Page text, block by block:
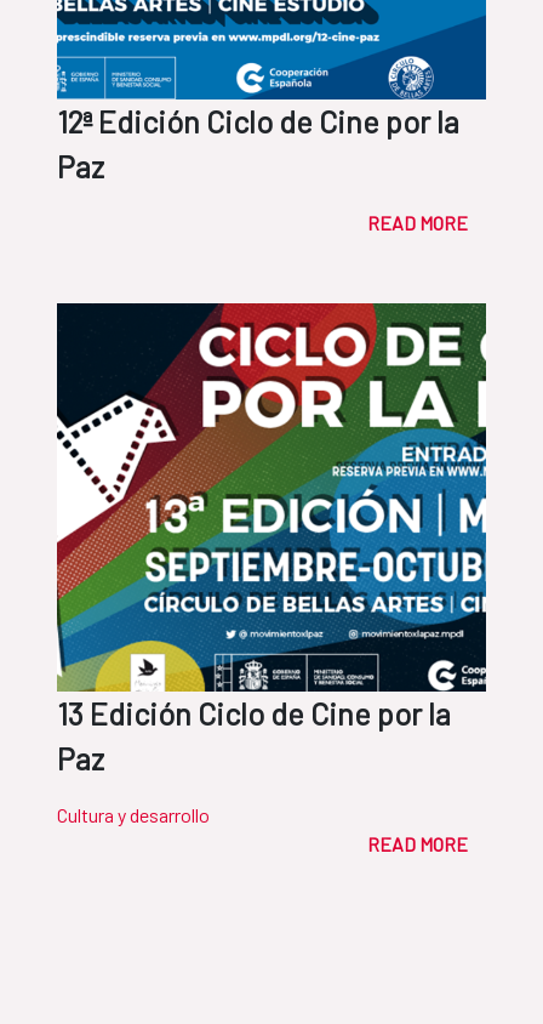
12ª Edición Ciclo de Cine por la
Paz
READ MORE
13 Edición Ciclo de Cine por la
Paz
Cultura y desarrollo
READ MORE